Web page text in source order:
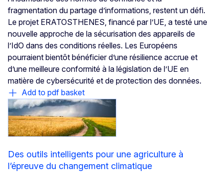
fragmentation du partage d’informations, restent un défi.
Le projet ERATOSTHENES, financé par l’UE, a testé une
nouvelle approche de la sécurisation des appareils de
l’IdO dans des conditions réelles. Les Européens
pourraient bientôt bénéficier d’une résilience accrue et
d’une meilleure conformité à la législation de l’UE en
matière de cybersécurité et de protection des données.
Add to pdf basket
Des outils intelligents pour une agriculture à
l’épreuve du changement climatique